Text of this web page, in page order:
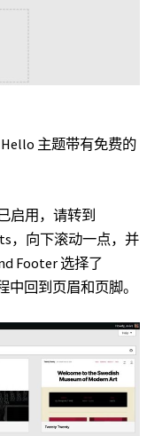
主题带有免费的
启用，请转到
，向下滚动一点，并
Footer 选择了
回到页眉和页脚。